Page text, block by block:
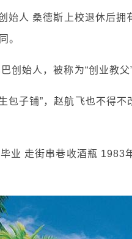
始人 桑德斯上校退休后拥
。
创始人，被称为“创业教父”
包子铺”，赵航飞也不得
业 走街串巷收酒瓶 1983